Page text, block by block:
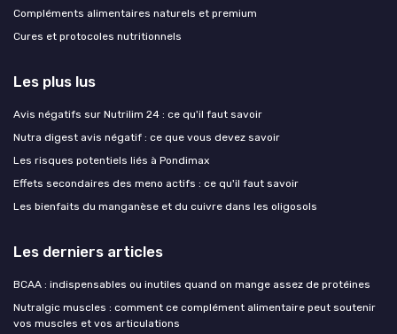
Compléments alimentaires naturels et premium
Cures et protocoles nutritionnels
Les plus lus
Avis négatifs sur Nutrilim 24 : ce qu'il faut savoir
Nutra digest avis négatif : ce que vous devez savoir
Les risques potentiels liés à Pondimax
Effets secondaires des meno actifs : ce qu'il faut savoir
Les bienfaits du manganèse et du cuivre dans les oligosols
Les derniers articles
BCAA : indispensables ou inutiles quand on mange assez de protéines
Nutralgic muscles : comment ce complément alimentaire peut soutenir
vos muscles et vos articulations